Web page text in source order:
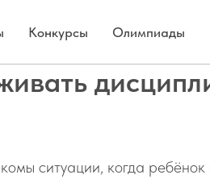
Конкурсы Олимпиады
ситуации, когда ребёнок